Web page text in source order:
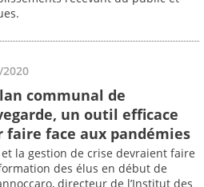
communal de
un outil efficace
faire face aux pandémies
la gestion de crise devraient faire
des élus en début de
directeur de l’Institut des